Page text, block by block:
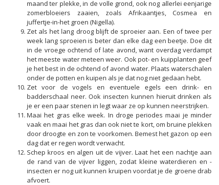
maand ter plekke, in de volle grond, ook nog allerlei eenjarige
zomerbloeiers zaaien, zoals Afrikaantjes, Cosmea en
juffertje-in-het groen (Nigella).
Zet als het lang droog blijft de sproeier aan. Een of twee per
week lang sproeien is beter dan elke dag een beetje. Doe dit
in de vroege ochtend of late avond, want overdag verdampt
het meeste water meteen weer. Ook pot- en kuipplanten geef
je het best in de ochtend of avond water. Plaats waterschalen
onder de potten en kuipen als je dat nog niet gedaan hebt.
Zet voor de vogels en eventuele egels een drink- en
badderschaal neer. Ook insecten kunnen hieruit drinken als
je er een paar stenen in legt waar ze op kunnen neerstrijken.
Maai het gras elke week. In droge periodes maai je minder
vaak en maai het gras dan ook niet te kort, om bruine plekken
door droogte en zon te voorkomen. Bemest het gazon op een
dag dat er regen wordt verwacht.
Schep kroos en algen uit de vijver. Laat het een nachtje aan
de rand van de vijver liggen, zodat kleine waterdieren en -
insecten er nog uit kunnen kruipen voordat je de groene drab
afvoert.